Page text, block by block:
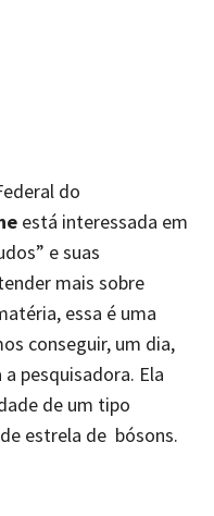
do
está interessada em
e suas
mais sobre
essa é uma
conseguir, um dia,
pesquisadora. Ela
de um tipo
estrela de bósons.